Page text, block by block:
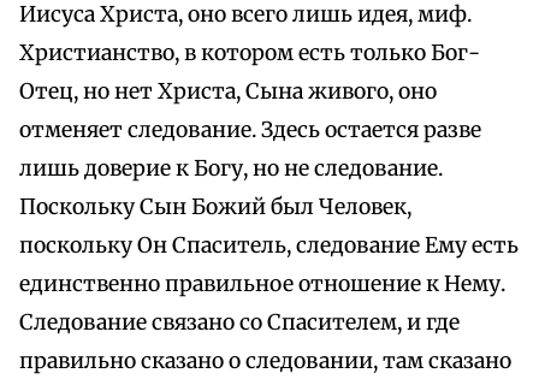
Иисуса Христа, оно всего лишь идея, миф.
Христианство, в котором есть только Бог-
Отец, но нет Христа, Сына живого, оно
отменяет следование. Здесь остается разве
лишь доверие к Богу, но не следование.
Поскольку Сын Божий был Человек,
поскольку Он Спаситель, следование Ему есть
единственно правильное отношение к Нему.
Следование связано со Спасителем, и где
правильно сказано о следовании, там сказано